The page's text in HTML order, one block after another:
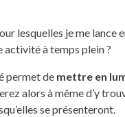
lesquelles je me lance
activité à temps plein ?
permet de mettre en
alors à même d’y
se présenteront.